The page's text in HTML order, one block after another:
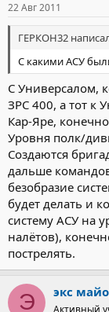
22 Авг 2011
ГЕРКОН32
С какими АСУ
С Универсалом,
ЗРС 400, а тот к
Кар-Яре,
Уровня полк/
Создаются
дальше
безобразие
будет делать и
систему АСУ на
налётов),
пострелять.
Э экс
Активный